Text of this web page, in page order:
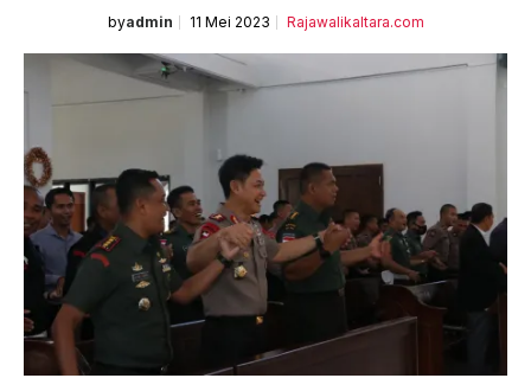
byadmin 11 Mei 2023 Rajawalikaltara.com